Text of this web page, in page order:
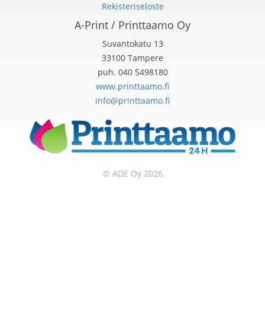
Rekisteriseloste
A-Print / Printtaamo Oy
Suvantokatu 13
33100 Tampere
puh. 040 5498180
www.printtaamo.fi
info@printtaamo.fi
© ADE Oy 2026